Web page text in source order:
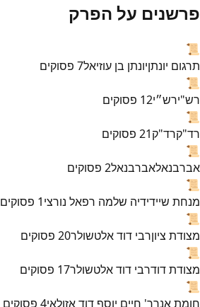
פרשנים על הפרק
📜
תרגום יונתןיונתן בן עוזיאל7 פסוקים
📜
רש"ירש״י12 פסוקים
📜
רד"קרד"ק21 פסוקים
📜
אברבנאלאברבנאל2 פסוקים
📜
מנחת שיידידיה שלמה רפאל נורצי1 פסוקים
📜
מצודת ציוןרבי דוד אלטשולר20 פסוקים
📜
מצודת דודרבי דוד אלטשולר17 פסוקים
📜
חומת אנךר' חיים יוסף דוד אזולאי4 פסוקים